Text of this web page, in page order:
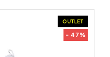
OUTLET
- 47%